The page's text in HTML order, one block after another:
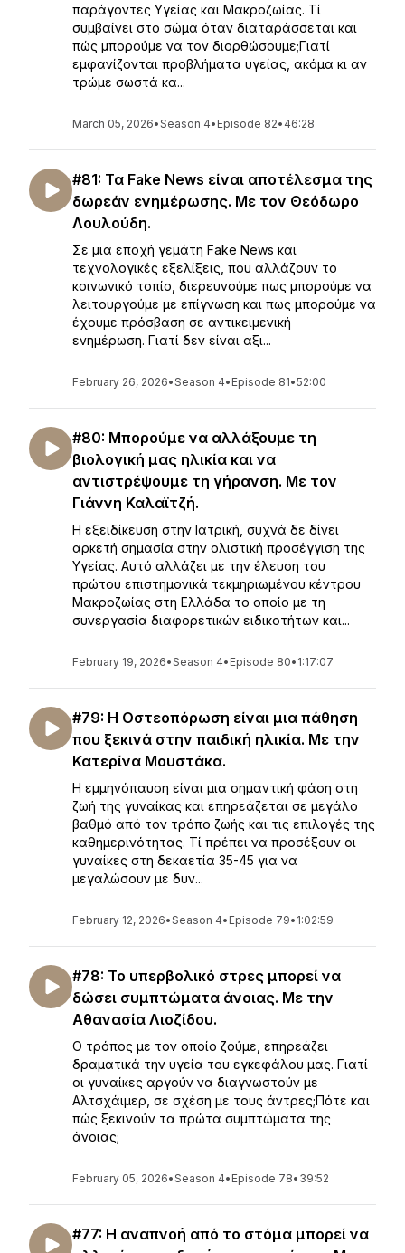
παράγοντες Υγείας και Μακροζωίας. Τί
συμβαίνει στο σώμα όταν διαταράσσεται και
πώς μπορούμε να τον διορθώσουμε;Γιατί
εμφανίζονται προβλήματα υγείας, ακόμα κι αν
τρώμε σωστά κα...
March 05, 2026•Season 4• Episode 82• 46:28
#81: Τα Fake News είναι αποτέλεσμα της
δωρεάν ενημέρωσης. Με τον Θεόδωρο
Λουλούδη.
Σε μια εποχή γεμάτη Fake News και
τεχνολογικές εξελίξεις, που αλλάζουν το
κοινωνικό τοπίο, διερευνούμε πως μπορούμε να
λειτουργούμε με επίγνωση και πως μπορούμε να
έχουμε πρόσβαση σε αντικειμενική
ενημέρωση. Γιατί δεν είναι αξι...
February 26, 2026•Season 4• Episode 81•52:00
#80: Μπορούμε να αλλάξουμε τη
βιολογική μας ηλικία και να
αντιστρέψουμε τη γήρανση. Με τον
Γιάννη Καλαϊτζή.
Η εξειδίκευση στην Ιατρική, συχνά δε δίνει
αρκετή σημασία στην ολιστική προσέγγιση της
Υγείας. Αυτό αλλάζει με την έλευση του
πρώτου επιστημονικά τεκμηριωμένου κέντρου
Μακροζωίας στη Ελλάδα το οποίο με τη
συνεργασία διαφορετικών ειδικοτήτων και...
February 19, 2026•Season 4• Episode 80• 1:17:07
#79: Η Οστεοπόρωση είναι μια πάθηση
που ξεκινά στην παιδική ηλικία. Με την
Κατερίνα Μουστάκα.
Η εμμηνόπαυση είναι μια σημαντική φάση στη
ζωή της γυναίκας και επηρεάζεται σε μεγάλο
βαθμό από τον τρόπο ζωής και τις επιλογές της
καθημερινότητας. Τί πρέπει να προσέξουν οι
γυναίκες στη δεκαετία 35-45 για να
μεγαλώσουν με δυν...
February 12, 2026•Season 4• Episode 79• 1:02:59
#78: Το υπερβολικό στρες μπορεί να
δώσει συμπτώματα άνοιας. Με την
Αθανασία Λιοζίδου.
Ο τρόπος με τον οποίο ζούμε, επηρεάζει
δραματικά την υγεία του εγκεφάλου μας. Γιατί
οι γυναίκες αργούν να διαγνωστούν με
Αλτσχάιμερ, σε σχέση με τους άντρες;Πότε και
πώς ξεκινούν τα πρώτα συμπτώματα της
άνοιας;
February 05, 2026•Season 4• Episode 78• 39:52
#77: Η αναπνοή από το στόμα μπορεί να